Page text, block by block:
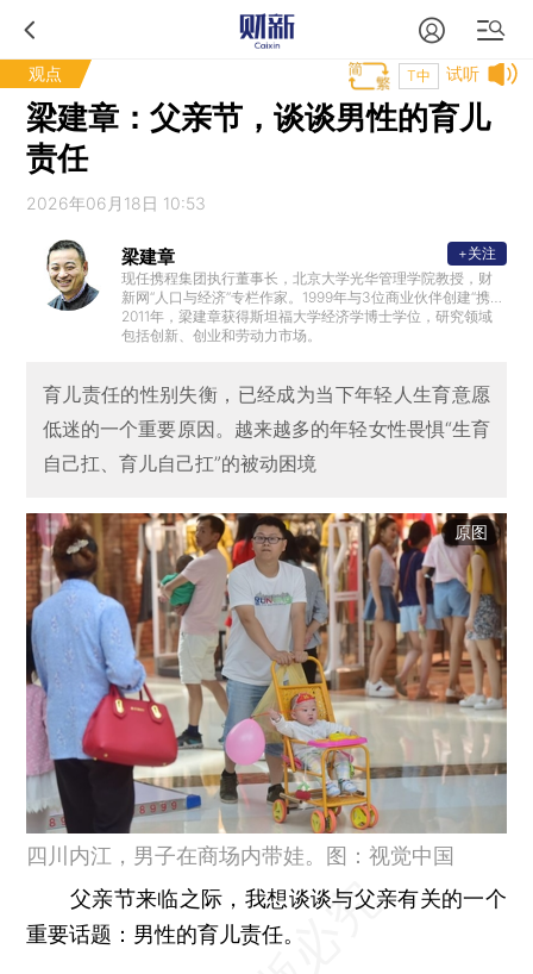
观点 试听
T中
梁建章：父亲节，谈谈男性的育儿
责任
2026年06月18日 10:53
梁建章
现任携程集团执行董事长，北京大学光华管理学院教授，财
新网“人口与经济”专栏作家。1999年与3位商业伙伴创建“携程
旅行网”，在2000年至2006年期间任CEO，并从2003年起兼
任董事会主席。
2011年，梁建章获得斯坦福大学经济学博士学位，研究领域
包括创新、创业和劳动力市场。
+关注
育儿责任的性别失衡，已经成为当下年轻人生育意愿
低迷的一个重要原因。越来越多的年轻女性畏惧“生育
自己扛、育儿自己扛”的被动困境
原图
四川内江，男子在商场内带娃。图：视觉中国
父亲节来临之际，我想谈谈与父亲有关的一个
重要话题：男性的育儿责任。